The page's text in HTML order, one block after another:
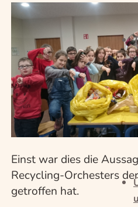
Einst war dies die
Recycling-Orchesters
getroffen hat.